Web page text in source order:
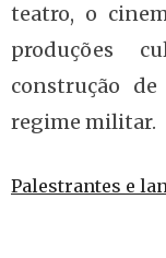
teatro, o
produções
construção
regime militar.
Palestrantes e